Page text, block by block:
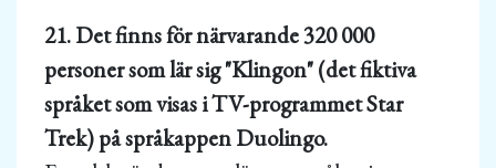
21. Det finns för närvarande 320 000
personer som lär sig "Klingon" (det fiktiva
språket som visas i TV-programmet Star
Trek) på språkappen Duolingo.